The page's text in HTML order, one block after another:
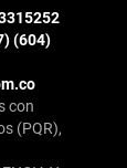
(604)
con
(PQR),